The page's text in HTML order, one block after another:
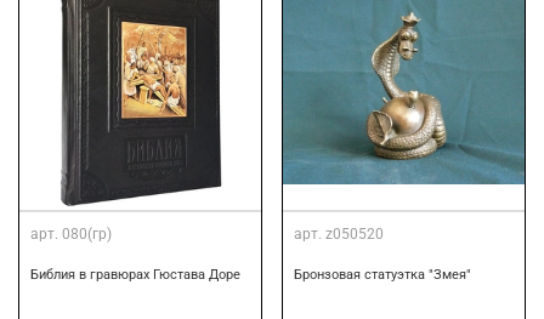
арт. 080(гр)
Библия в гравюрах Гюстава Доре
арт. z050520
Бронзовая статуэтка "Змея"